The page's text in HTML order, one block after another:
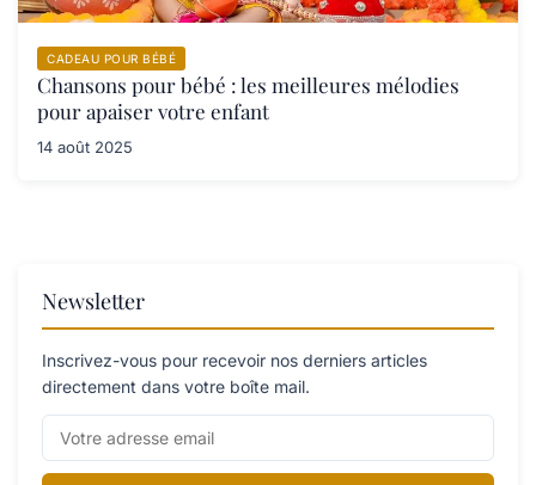
CADEAU POUR BÉBÉ
Chansons pour bébé : les meilleures mélodies
pour apaiser votre enfant
14 août 2025
Newsletter
Inscrivez-vous pour recevoir nos derniers articles
directement dans votre boîte mail.